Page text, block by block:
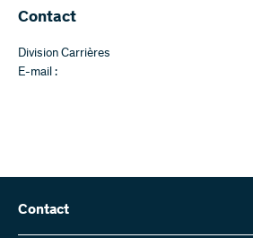
Contact
Division Carrières
E-mail :
Contact